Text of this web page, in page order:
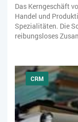
Das Kerngeschäft
Handel und
Spezialitäten. Die
reibungsloses
CRM